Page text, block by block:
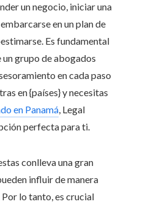
un negocio, iniciar una
en un plan de
Es fundamental
grupo de abogados
en cada paso
en {países} y necesitas
en Panamá, Legal
perfecta para ti.
conlleva una gran
influir de manera
lo tanto, es crucial